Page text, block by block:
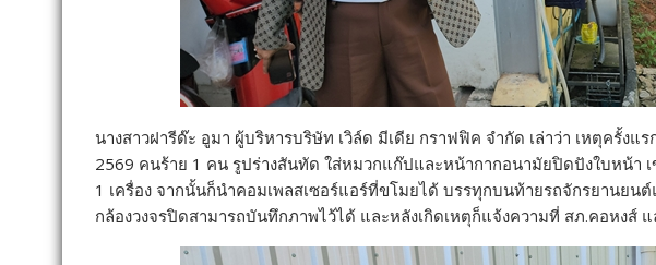
นางสาวฝารีด๊ะ อูมา ผู้บริหารบริษัท เวิล์ด มีเดีย กราฟฟิค จำกัด เล่าว่า เหตุครั้งแ
2569 คนร้าย 1 คน รูปร่างสันทัด ใส่หมวกแก๊ปและหน้ากากอนามัยปิดปังใบหน้า
1 เครื่อง จากนั้นก็นำคอมเพลสเซอร์แอร์ที่ขโมยได้ บรรทุกบนท้ายรถจักรยาน
กล้องวงจรปิดสามารถบันทึกภาพไว้ได้ และหลังเกิดเหตุก็แจ้งความที่ สภ.คอหงส์